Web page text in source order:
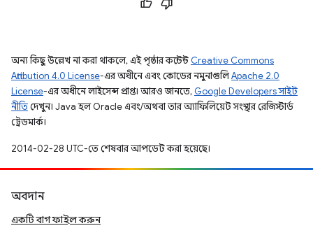
অন্য কিছু উল্লেখ না করা থাকলে, এই পৃষ্ঠার কন্টেন্ট Creative Commons
Attribution 4.0 License-এর অধীনে এবং কোডের নমুনাগুলিApache 2.0
License-এর অধীনে লাইসেন্স প্রাপ্ত। আরও জানতে, Google Developers সাইট
নীতিদেখুন। Java হল Oracle এবং/অথবা তার অ্যাফিলিয়েট সংস্থার রেজিস্টার্ড
ট্রেডমার্ক।
2014-02-28 UTC-তে শেষবার আপডেট করা হয়েছে।
অবদান
একটি বাগ ফাইল করুন